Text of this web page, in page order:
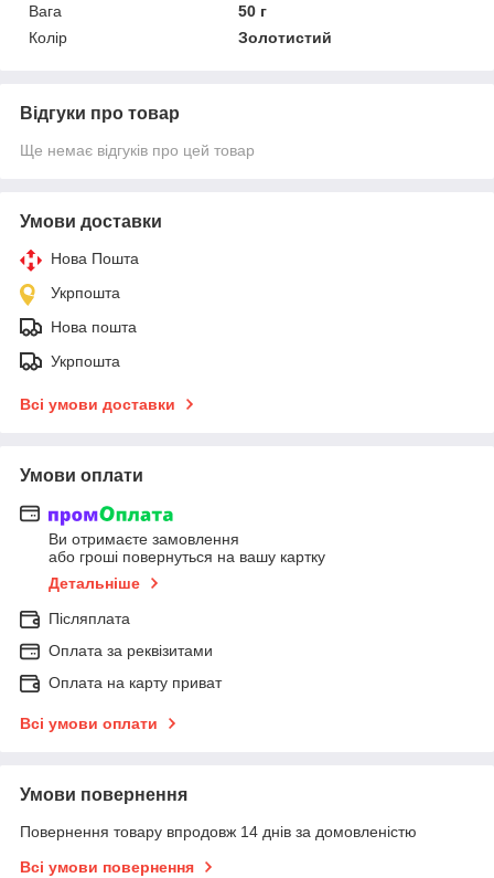
Вага
50 г
Колір
Золотистий
Відгуки про товар
Ще немає відгуків про цей товар
Умови доставки
Нова Пошта
Укрпошта
Нова пошта
Укрпошта
Всі умови доставки
Умови оплати
Ви отримаєте замовлення
або гроші повернуться на вашу картку
Детальніше
Післяплата
Оплата за реквізитами
Оплата на карту приват
Всі умови оплати
Умови повернення
Повернення товару впродовж 14 днів за домовленістю
Всі умови повернення